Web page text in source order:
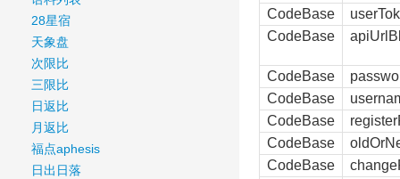
28星宿
天象盘
次限比
三限比
日返比
月返比
福点aphesis
日出日落
CodeBase
CodeBase
CodeBase
CodeBase
CodeBase
CodeBase
CodeBase